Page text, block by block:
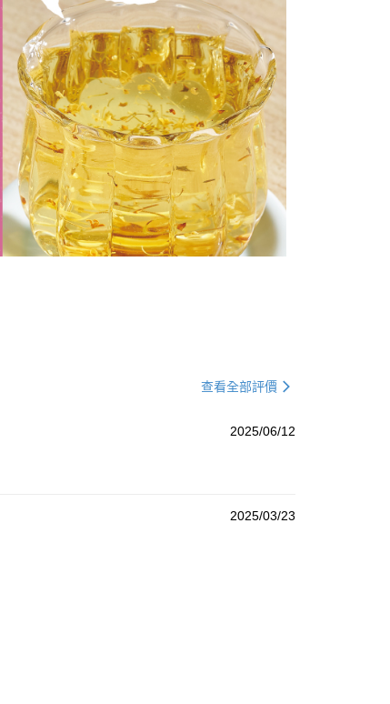
料處理事宜，請瀏覽以下網址：
terms/#terms3
用者請事先徵得法定代理人或監護人之同意方可使用
付」，若未經同意申辦者引起之損失，本公司不負相關責
先享後付」時，將依據個別帳號之用戶狀況，依本公司
同之上限額度；若仍有額度不足之情形，本公司將視審查
行身份認證。
冊多個帳號或使用他人資訊註冊。若發現惡意使用之情
份有限公司將有權停止該用戶之使用額度並採取法律行
查看全部評價
2025/06/12
2025/03/23